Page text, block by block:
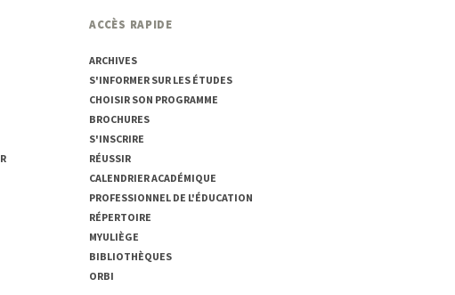
ACCÈS RAPIDE
ARCHIVES
S'INFORMER SUR LES ÉTUDES
CHOISIR SON PROGRAMME
BROCHURES
S'INSCRIRE
RÉUSSIR
CALENDRIER ACADÉMIQUE
PROFESSIONNEL DE L'ÉDUCATION
RÉPERTOIRE
MYULIÈGE
BIBLIOTHÈQUES
ORBI